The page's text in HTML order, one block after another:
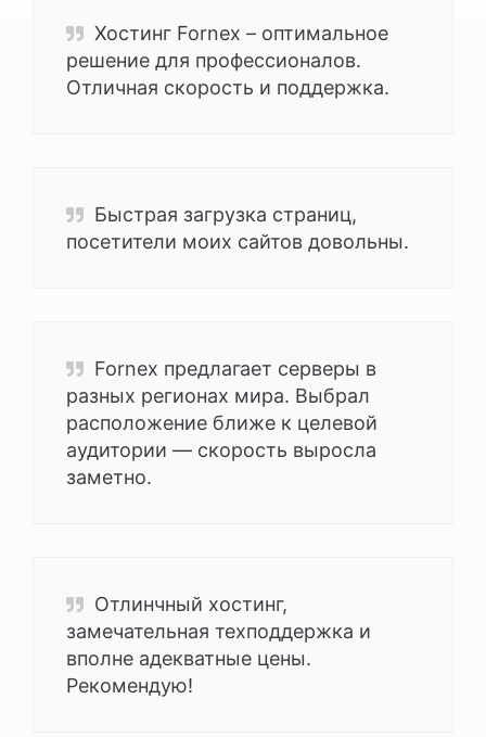
Хостинг Fornex – оптимальное
решение для профессионалов.
Отличная скорость и поддержка.
Быстрая загрузка страниц,
посетители моих сайтов довольны.
Fornex предлагает серверы в
разных регионах мира. Выбрал
расположение ближе к целевой
аудитории — скорость выросла
заметно.
Отлинчный хостинг,
замечательная техподдержка и
вполне адекватные цены.
Рекомендую!